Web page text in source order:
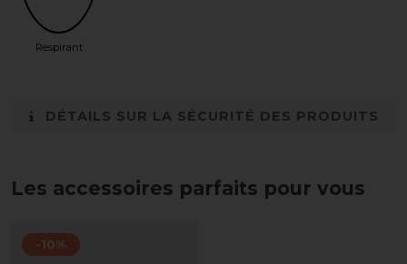
Respirant
DÉTAILS SUR LA SÉCURITÉ DES PRODUITS
Les accessoires parfaits pour vous
-10%